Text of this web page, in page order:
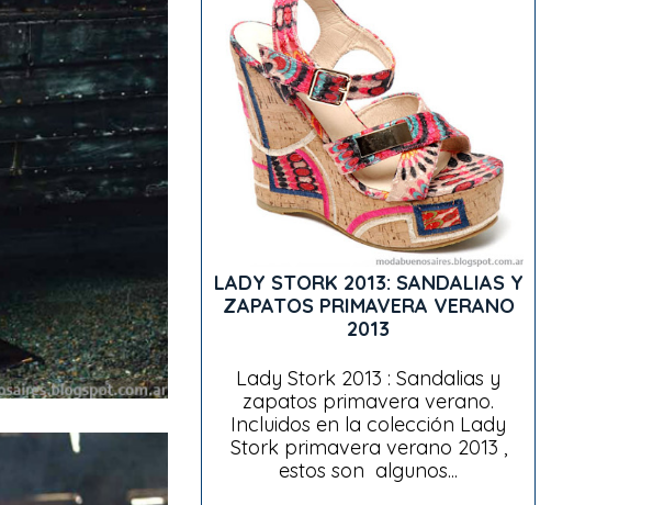
LADY STORK 2013: SANDALIAS Y
ZAPATOS PRIMAVERA VERANO
2013
Lady Stork 2013 : Sandalias y
zapatos primavera verano.
Incluidos en la colección Lady
Stork primavera verano 2013 ,
estos son algunos...